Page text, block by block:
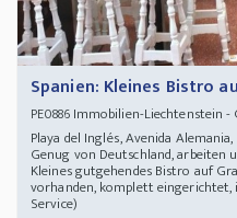
Spanien: Kleines Bistro
PE0886Immobilien-Liechtenstein -
Playa del Inglés, Avenida
Genug von Deutschland, arbeiten
Kleines gutgehendes Bistro auf
vorhanden, komplett eingerichtet,
Service)